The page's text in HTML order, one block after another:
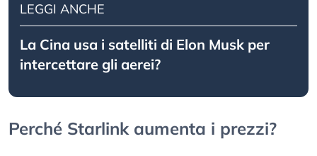
LEGGI ANCHE
La Cina usa i satelliti di Elon Musk per
intercettare gli aerei?
Perché Starlink aumenta i prezzi?